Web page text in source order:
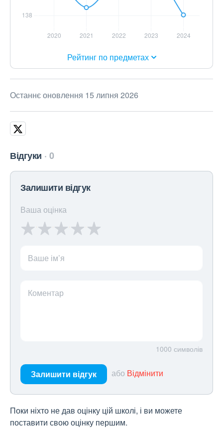
Рейтинг по предметах
Останнє оновлення 15 липня 2026
Відгуки 0
Залишити відгук
Ваша оцінка
Ваше ім’я
Коментар
1000 символів
Залишити відгук або Відмінити
Поки ніхто не дав оцінку цій школі, і ви можете
поставити свою оцінку першим.